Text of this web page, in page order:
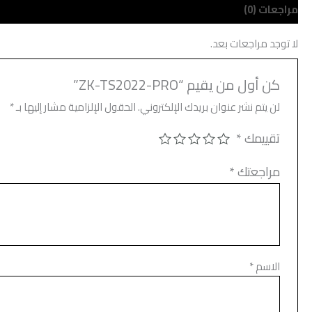
مراجعات (0)
لا توجد مراجعات بعد.
كن أول من يقيم “ZK-TS2022-PRO”
لن يتم نشر عنوان بريدك الإلكتروني.الحقول الإلزامية مشار إليها بـ*
تقييمك*
مراجعتك*
الاسم*